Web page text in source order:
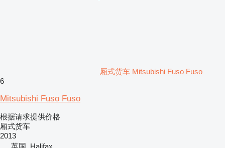
厢式货车 Mitsubishi Fuso Fuso
6
Mitsubishi Fuso Fuso
根据请求提供价格
厢式货车
2013
英国, Halifax